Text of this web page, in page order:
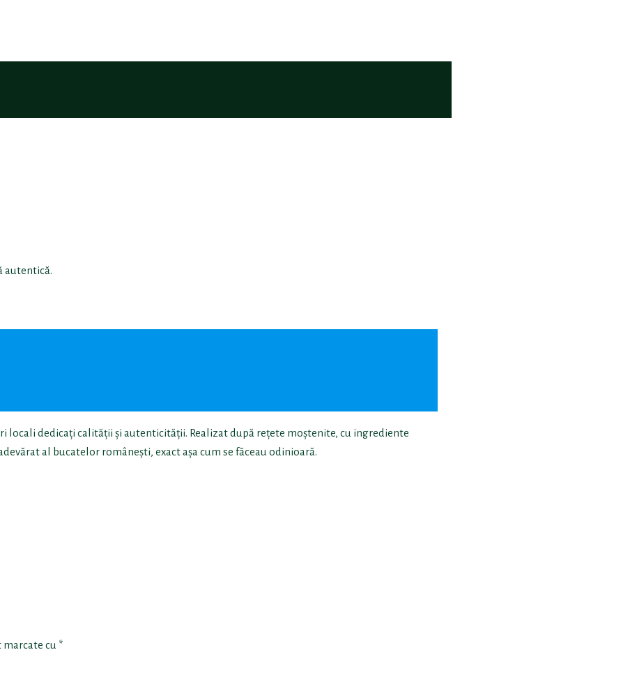
autentică.
dedicați calității și autenticității. Realizat după rețete moștenite, cu ingrediente
al bucatelor românești, exact așa cum se făceau odinioară.
cu *